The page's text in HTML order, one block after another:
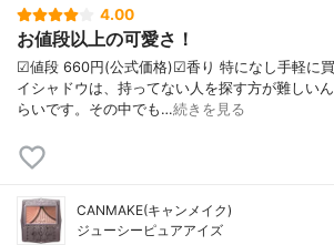
4.00
お値段以上の可愛さ！
☑︎値段 660円(公式価格)☑︎香り 特になし手軽に
イシャドウは、持ってない人を探す方が難しい
らいです。その中でも…続きを見る
CANMAKE(キャンメイク)
ジューシーピュアアイズ